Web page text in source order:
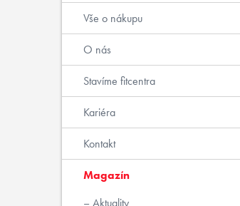
Vše o nákupu
O nás
Stavíme fitcentra
Kariéra
Kontakt
Magazín
Aktuality